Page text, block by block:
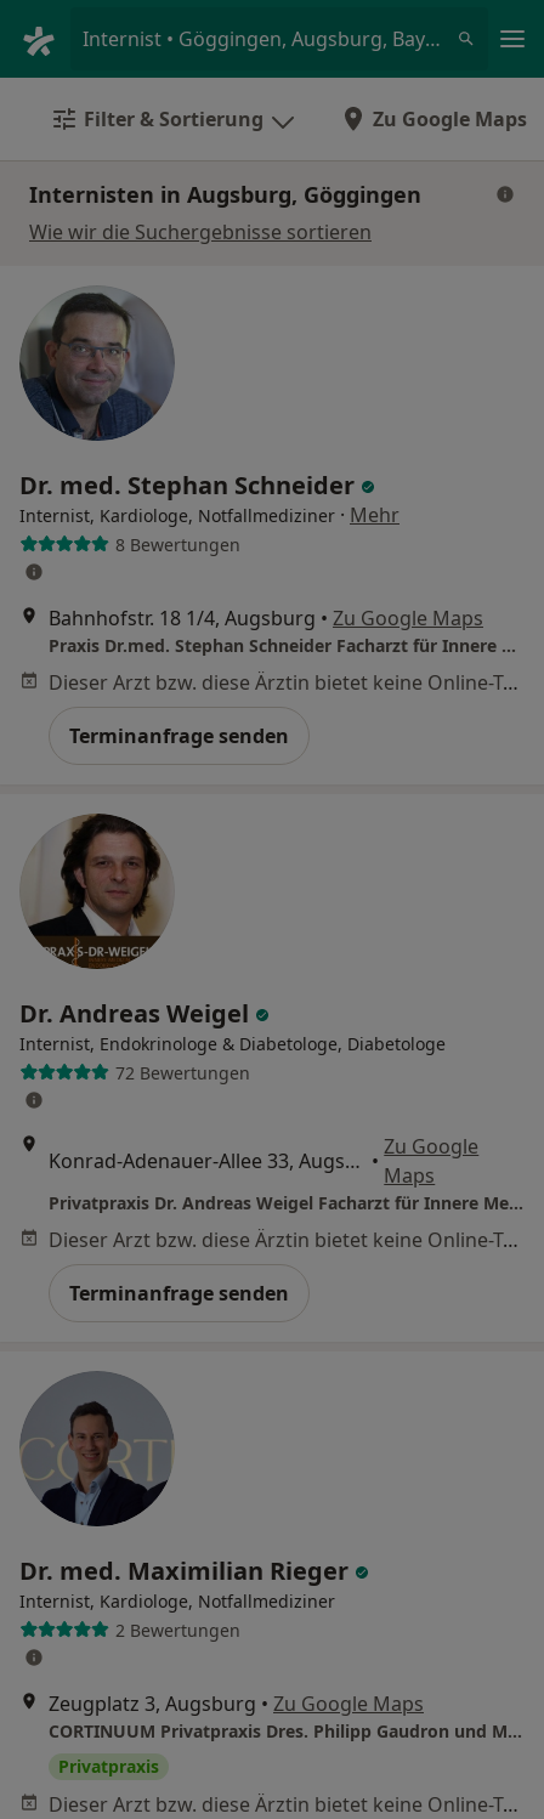
Internist • Göggingen, Augsburg, Bayern
Filter & Sortierung Zu Google Maps
Internisten in Augsburg, Göggingen
Wie wir die Suchergebnisse sortieren
Dr. med. Stephan Schneider
Internist, Kardiologe, Notfallmediziner · Mehr
8 Bewertungen
Bahnhofstr. 18 1/4, Augsburg • Zu Google Maps
Praxis Dr.med. Stephan Schneider Facharzt für Innere Medizin und Kardiologie
Dieser Arzt bzw. diese Ärztin bietet keine Online-Terminbuchung an diesem Standort an.
Terminanfrage senden
Dr. Andreas Weigel
Internist, Endokrinologe & Diabetologe, Diabetologe
72 Bewertungen
Konrad-Adenauer-Allee 33, Augsburg •
Zu Google
Maps
Privatpraxis Dr. Andreas Weigel Facharzt für Innere Medizin und Endokrinologie
Dieser Arzt bzw. diese Ärztin bietet keine Online-Terminbuchung an diesem Standort an.
Terminanfrage senden
Dr. med. Maximilian Rieger
Internist, Kardiologe, Notfallmediziner
2 Bewertungen
Zeugplatz 3, Augsburg • Zu Google Maps
CORTINUUM Privatpraxis Dres. Philipp Gaudron und Maximilian Rieger
Privatpraxis
Dieser Arzt bzw. diese Ärztin bietet keine Online-Terminbuchung an diesem Standort an.